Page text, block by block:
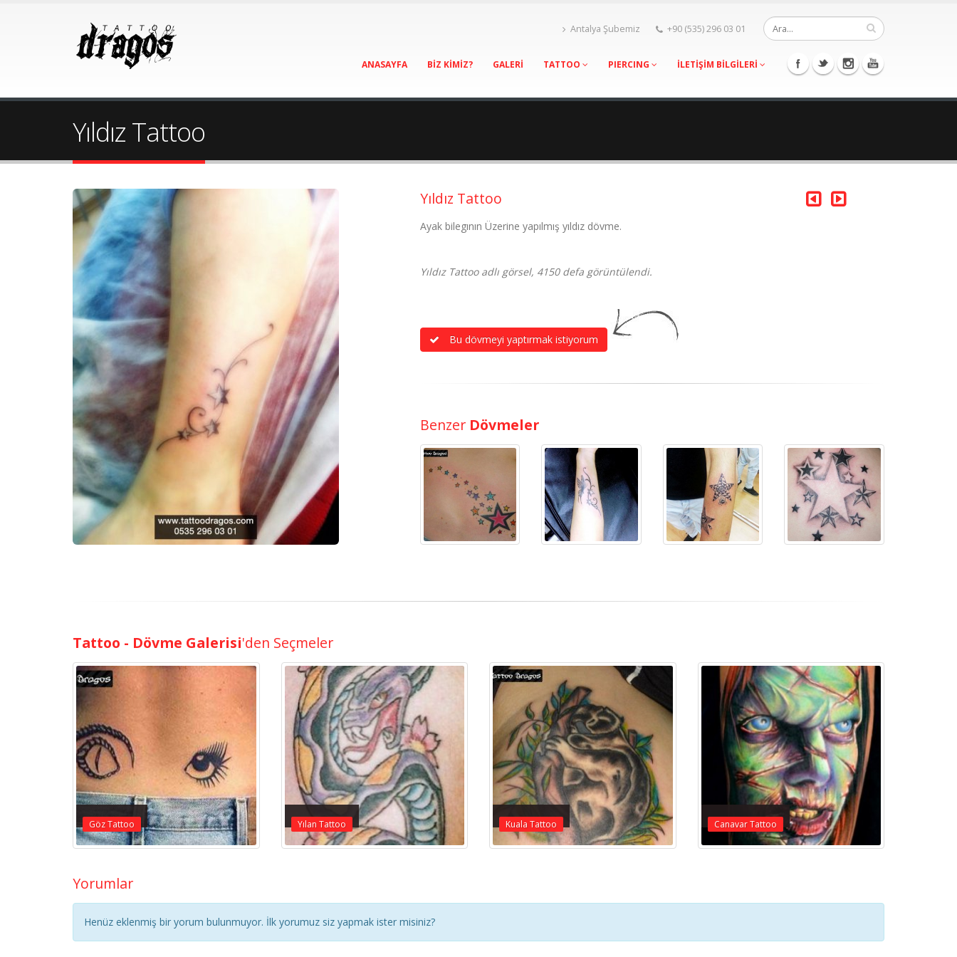
Antalya Şubemiz +90 (535) 296 03 01
ANASAYFA BİZ KİMİZ? GALERİ TATTOO PIERCING İLETİŞİM BİLGİLERİ
Yıldız Tattoo
Yıldız Tattoo
Ayak bilegının Üzerine yapılmış yıldız dövme.
Yıldız Tattoo adlı görsel, 4150 defa görüntülendi.
Bu dövmeyi yaptırmak istiyorum
Benzer Dövmeler
Tattoo - Dövme Galerisi'den Seçmeler
Göz Tattoo Yılan Tattoo Kuala Tattoo Canavar Tattoo
Yorumlar
Henüz eklenmiş bir yorum bulunmuyor. İlk yorumuz siz yapmak ister misiniz?